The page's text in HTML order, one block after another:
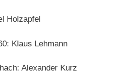
Holzapfel
Klaus Lehmann
Alexander Kurz